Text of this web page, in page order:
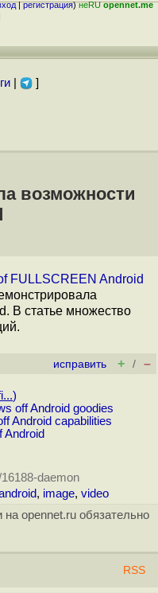
|регистрация)неRUopennet.me
| ]
возможности
FULLSCREEN Android
В статье множество
исправить + / –
)
off Android goodies
Android capabilities
Android
daemon
, image, video
на opennet.ru обязательно
RSS